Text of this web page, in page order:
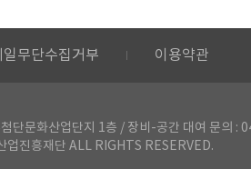
일무단수집거부 이용약관
첨단문화산업단지 1층 / 장비-공간 대여
진흥재단 ALL RIGHTS RESERVED.